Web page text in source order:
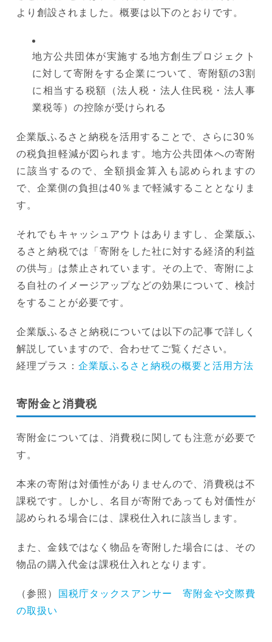
より創設されました。概要は以下のとおりです。
地方公共団体が実施する地方創生プロジェクト
に対して寄附をする企業について、寄附額の3割
に相当する税額（法人税・法人住民税・法人事
業税等）の控除が受けられる
企業版ふるさと納税を活用することで、さらに30％
の税負担軽減が図られます。地方公共団体への寄附
に該当するので、全額損金算入も認められますの
で、企業側の負担は40％まで軽減することとなりま
す。
それでもキャッシュアウトはありますし、企業版ふ
るさと納税では「寄附をした社に対する経済的利益
の供与」は禁止されています。その上で、寄附によ
る自社のイメージアップなどの効果について、検討
をすることが必要です。
企業版ふるさと納税については以下の記事で詳しく
解説していますので、合わせてご覧ください。
経理プラス： 企業版ふるさと納税の概要と活用方法
寄附金と消費税
寄附金については、消費税に関しても注意が必要で
す。
本来の寄附は対価性がありませんので、消費税は不
課税です。しかし、名目が寄附であっても対価性が
認められる場合には、課税仕入れに該当します。
また、金銭ではなく物品を寄附した場合には、その
物品の購入代金は課税仕入れとなります。
（参照）
国税庁タックスアンサー 寄附金や交際費
の取扱い